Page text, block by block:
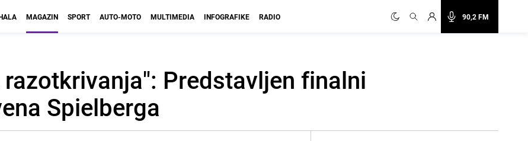
90,2 FM
MAGAZIN SPORT AUTO-MOTO MULTIMEDIA INFOGRAFIKE RADIO
Predstavljen finalni
Spielberga